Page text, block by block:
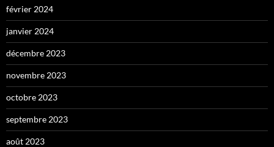
février 2024
janvier 2024
décembre 2023
novembre 2023
octobre 2023
septembre 2023
août 2023